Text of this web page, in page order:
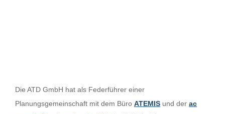
Die ATD GmbH hat als Federführer einer
Planungsgemeinschaft mit dem Büro ATEMIS und der ac